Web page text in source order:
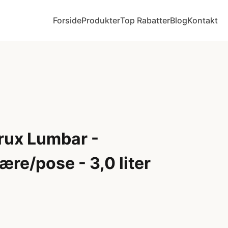
ForsideProdukterTop RabatterBlogKontakt
Lumbar -
pose - 3,0 liter